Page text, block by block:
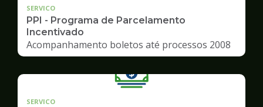
SERVICO
PPI - Programa de Parcelamento
Incentivado
Acompanhamento boletos até processos 2008
SERVICO